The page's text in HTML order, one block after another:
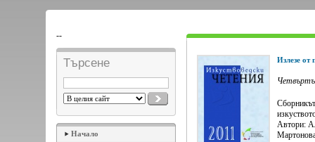
--
Търсене
Начало
Излезе от
Автори: